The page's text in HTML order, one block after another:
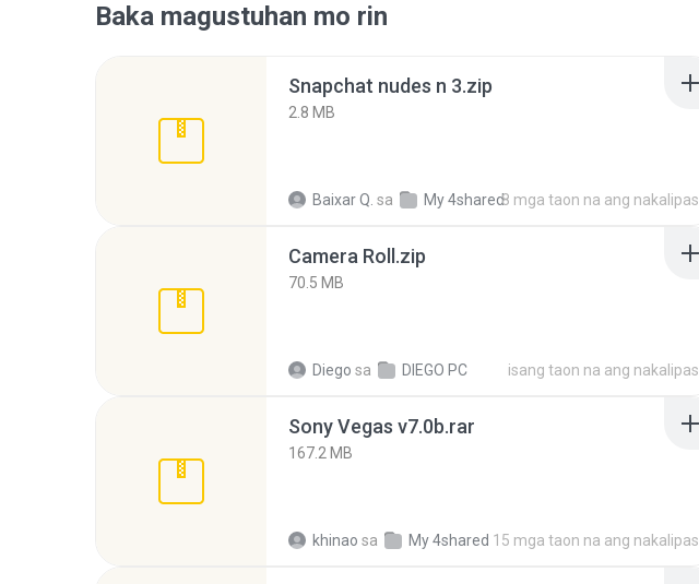
Baka magustuhan mo rin
Snapchat nudes n 3.zip
2.8 MB
Baixar Q. sa My 4shared8 mga taon na ang nakalipas
Camera Roll.zip
70.5 MB
Diego sa DIEGO PC isang taon na ang nakalipas
Sony Vegas v7.0b.rar
167.2 MB
khinao sa My 4shared 15 mga taon na ang nakalipas